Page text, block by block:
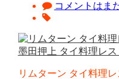
コメントはま
リムターン タイ料理